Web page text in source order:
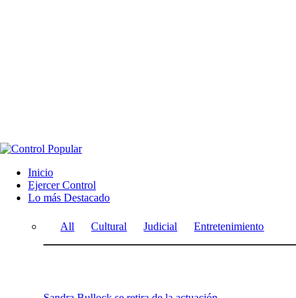
Inicio
Ejercer Control
Lo más Destacado
All Cultural Judicial Entretenimiento